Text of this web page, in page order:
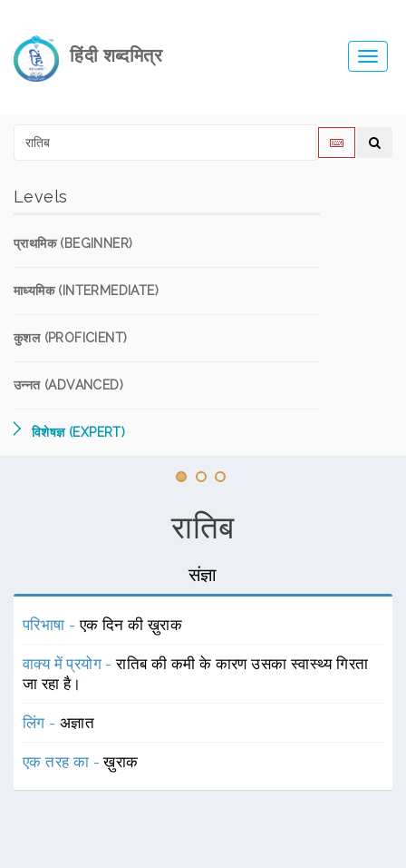
हिंदी शब्दमित्र
Levels
प्राथमिक (BEGINNER)
माध्यमिक (INTERMEDIATE)
कुशल (PROFICIENT)
उन्नत (ADVANCED)
विशेषज्ञ (EXPERT)
रातिब
संज्ञा
परिभाषा -एक दिन की ख़ुराक
वाक्य में प्रयोग -रातिब की कमी के कारण उसका स्वास्थ्य गिरता
जा रहा है।
लिंग - अज्ञात
एक तरह का -ख़ुराक